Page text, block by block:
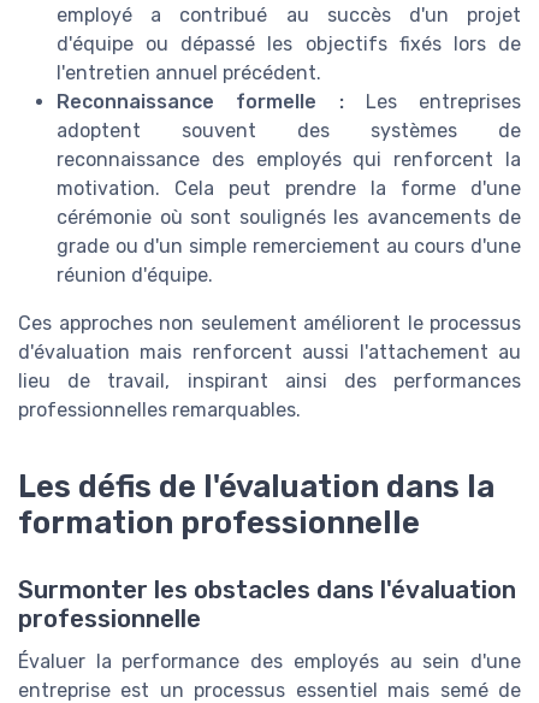
employé a contribué au succès d'un projet
d'équipe ou dépassé les objectifs fixés lors de
l'entretien annuel précédent.
Reconnaissance formelle :Les entreprises
adoptent souvent des systèmes de
reconnaissance des employés qui renforcent la
motivation. Cela peut prendre la forme d'une
cérémonie où sont soulignés les avancements de
grade ou d'un simple remerciement au cours d'une
réunion d'équipe.
Ces approches non seulement améliorent le processus
d'évaluation mais renforcent aussi l'attachement au
lieu de travail, inspirant ainsi des performances
professionnelles remarquables.
Les défis de l'évaluation dans la
formation professionnelle
Surmonter les obstacles dans l'évaluation
professionnelle
Évaluer la performance des employés au sein d'une
entreprise est un processus essentiel mais semé de